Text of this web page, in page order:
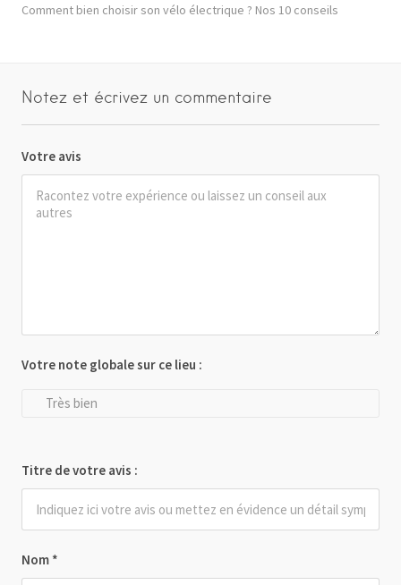
Comment bien choisir son vélo électrique ? Nos 10 conseils
Notez et écrivez un commentaire
Votre avis
Nom *
Votre note globale sur ce lieu :
Très bien
Titre de votre avis :